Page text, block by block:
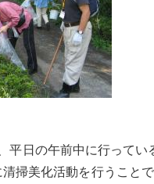
日の午前中に行ってい
掃美化活動を行うこと